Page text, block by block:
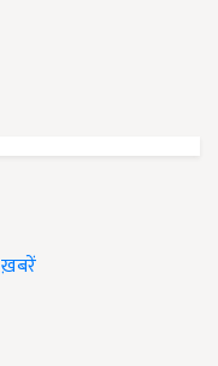
ख़बरें